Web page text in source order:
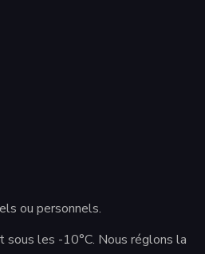
ou personnels.
sous les -10°C. Nous réglons la